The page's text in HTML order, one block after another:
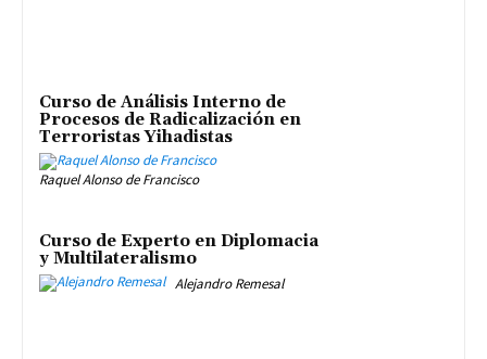
Curso de Análisis Interno de
Procesos de Radicalización en
Terroristas Yihadistas
Raquel Alonso de Francisco
Curso de Experto en Diplomacia
y Multilateralismo
Alejandro Remesal